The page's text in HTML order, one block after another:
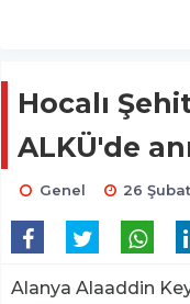
Hocalı
ALKÜ'de
Genel 26
Alanya Alaaddin